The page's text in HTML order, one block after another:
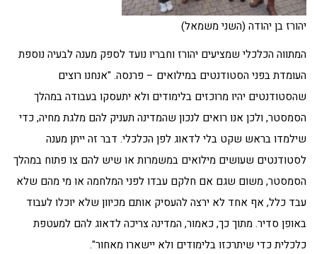
יהורז בן יהודה (השני משמאל)
המתווה הכלכלי שמציעים יהורז וחבריו נועד לספק מענה לבעיה נוספת
העומדת בפני הסטודנטים במילואים – פרנסה. "אנחנו רוצים
שהסטודנטים יהיו מרוכזים בלימודים ולא יתעסקו בעבודה במהלך
הסמסטר, ולכן אנו רואים לנכון שהמדינה תעניק להם מלגת מחיה, כדי
שילמדו בראש שקט בלי לדאוג לפן הכלכלי. דבר זה ייתן מענה
לסטודנטים שעושים מילואים במשמרות או שיש להם צו פתוח במהלך
הסמסטר, משום שגם אם חלקם עבדו לפני המלחמה או מי מהם שלא
עבד כלל, אף אחד לא ירצה להעסיק אותם מכיוון שלא יוכלו לעבוד
באופן סדיר. מתוך כך, כאמור, המדינה צריכה לדאוג להם למעטפת
כלכלית כדי שיתרכזו בלימודים ולא יישארו מאחור".